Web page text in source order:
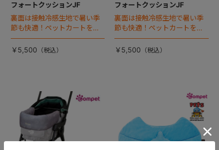
フォートクッションJF
裏面は接触冷感生地で暑い季
節も快適！ペットカートをお
しゃれに・かわいく・かっこ
よく！
￥5,500
フォートクッションJF
裏面は接触冷感生地で暑い季
節も快適！ペットカートをお
しゃれに・かわいく・かっこ
よく！
￥5,500